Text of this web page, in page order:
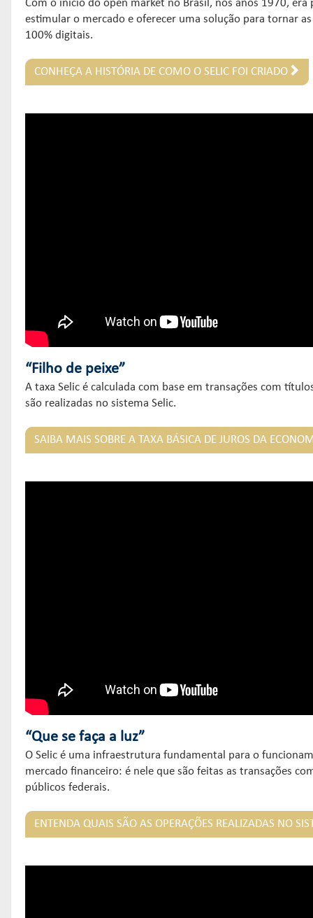
Com o início do open market no Brasil, nos anos 1970, era
estimular o mercado e oferecer uma solução para tornar as
100% digitais.
CONHEÇA A HISTÓRIA DE COMO O SELIC FOI CRIADO
“Filho de peixe”
A taxa Selic é calculada com base em transações com
são realizadas no sistema Selic.
SAIBA MAIS SOBRE A TAXA BÁSICA DE JUROS DA
“Que se faça a luz”
O Selic é uma infraestrutura fundamental para o
mercado financeiro: é nele que são feitas as transações
públicos federais.
ENTENDA QUAIS SÃO AS OPERAÇÕES REALIZADAS NO